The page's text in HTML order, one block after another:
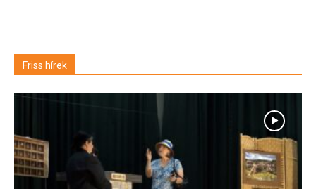
Friss hírek